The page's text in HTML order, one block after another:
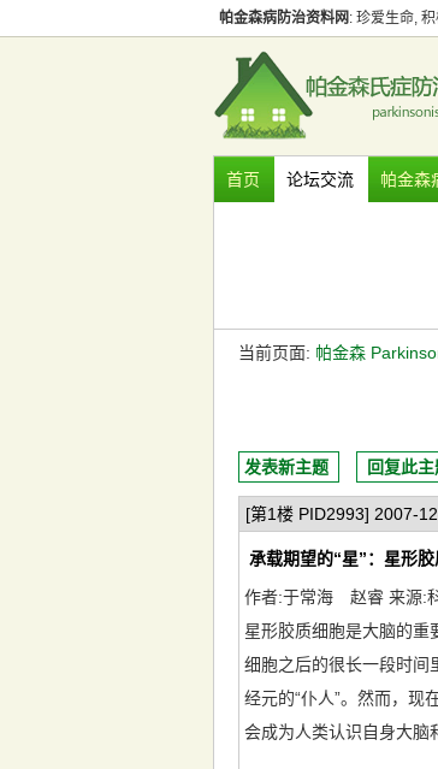
帕金森病防治资料网 : 珍爱生命,
首页 论坛交流 帕金森
当前页面: 帕金森
发表新主题 回复此主
[第1楼 PID2993] 2007-
承载期望的“星”：星形
作者:于常海 赵睿 来源:
星形胶质细胞是大脑的
细胞之后的很长一段时
经元的“仆人”。然而，现
会成为人类认识自身大脑